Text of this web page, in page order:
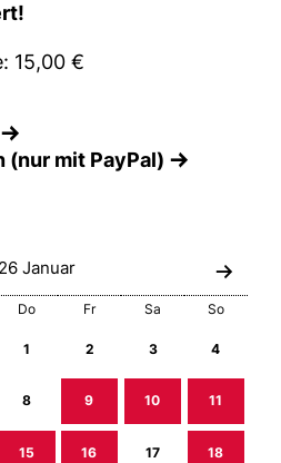
15,00 €
(nur mit PayPal)
Januar
Do Fr Sa So
1 2 3 4
8 9 10 11
15 16 17 18